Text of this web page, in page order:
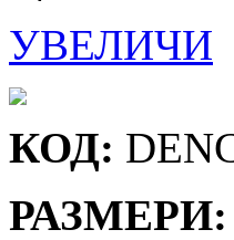
УВЕЛИЧИ
КОД:
РАЗМЕРИ: